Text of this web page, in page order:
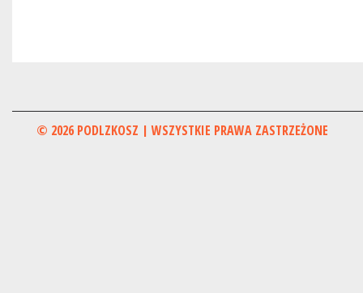
© 2026 PODLZKOSZ | WSZYSTKIE PRAWA ZASTRZEŻONE